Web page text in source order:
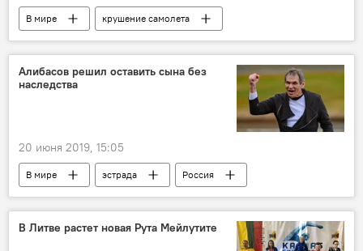
В мире
крушение самолета
Boeing 777
Алибасов решил оставить сына без
наследства
20 июня 2019, 15:05
В мире эстрада Россия
В Литве растет новая Рута Мейлутите